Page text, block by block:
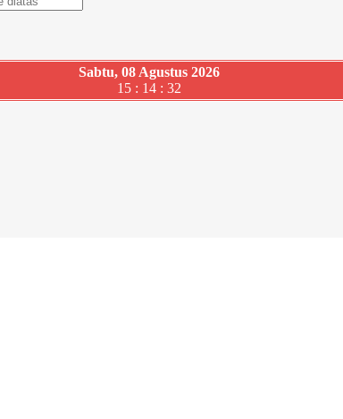
Sabtu, 08 Agustus 2026
15 : 14 : 33